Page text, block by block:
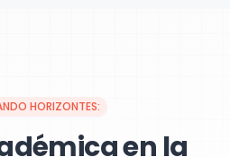
HORIZONTES:
en la